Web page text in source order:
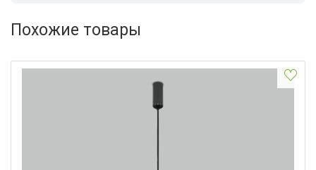
Похожие товары